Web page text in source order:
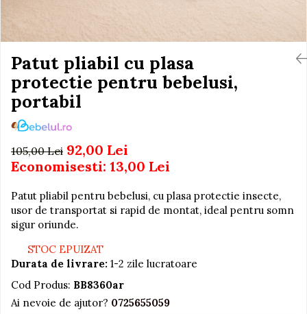
Jucarii de baie
Seturi de frumusete
Caluti balansoar
Interactive, educative si
muzicale
Figurine
Ateliere si unelte
Blocuri de constructie
Creative
De plus
Fotolii gonflabile
Jocuri de indemanare
Jocuri sportive
Ingrijire cosmetica mamici
Perioada Alaptarii
Perioada Sarcinii
Pompe de san
Sisteme De Purtare
Patut pliabil cu plasa
protectie pentru bebelusi,
portabil
105,00 Lei 92,00 Lei
Economisesti: 13,00 Lei
Patut pliabil pentru bebelusi, cu plasa protectie insecte,
usor de transportat si rapid de montat, ideal pentru somn
sigur oriunde.
STOC EPUIZAT
Durata de livrare: 1-2 zile lucratoare
Cod Produs: BB8360ar
Ai nevoie de ajutor? 0725655059